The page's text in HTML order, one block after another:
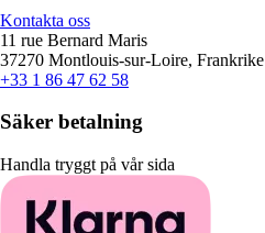
Kontakta oss
11 rue Bernard Maris
37270 Montlouis-sur-Loire, Frankrike
+33 1 86 47 62 58
Säker betalning
Handla tryggt på vår sida